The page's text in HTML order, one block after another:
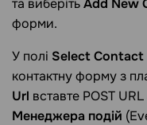
та виберітьAdd New
форми.
У полі Select Contact
контактну форму з
Url вставте POST
Менеджера подій